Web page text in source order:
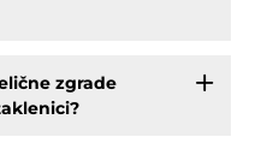
zgrade